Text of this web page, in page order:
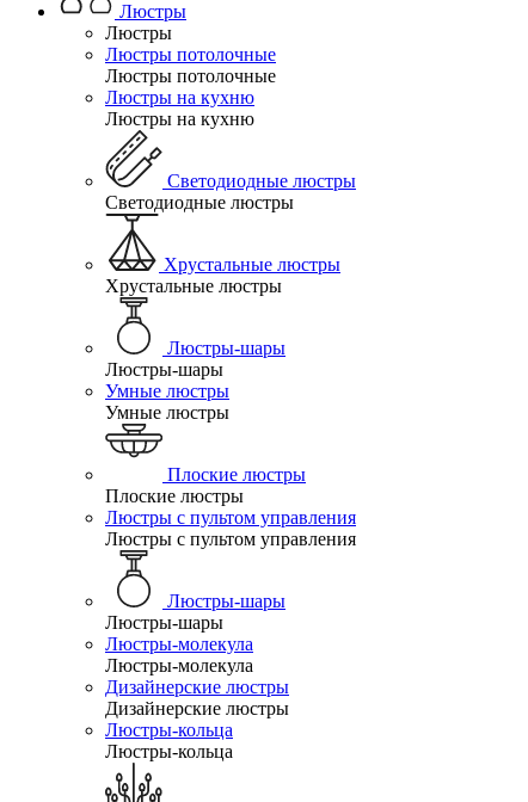
Люстры
Люстры
Люстры потолочные
Люстры потолочные
Люстры на кухню
Люстры на кухню
Светодиодные люстры
Светодиодные люстры
Хрустальные люстры
Хрустальные люстры
Люстры-шары
Люстры-шары
Умные люстры
Умные люстры
Плоские люстры
Плоские люстры
Люстры с пультом управления
Люстры с пультом управления
Люстры-шары
Люстры-шары
Люстры-молекула
Люстры-молекула
Дизайнерские люстры
Дизайнерские люстры
Люстры-кольца
Люстры-кольца